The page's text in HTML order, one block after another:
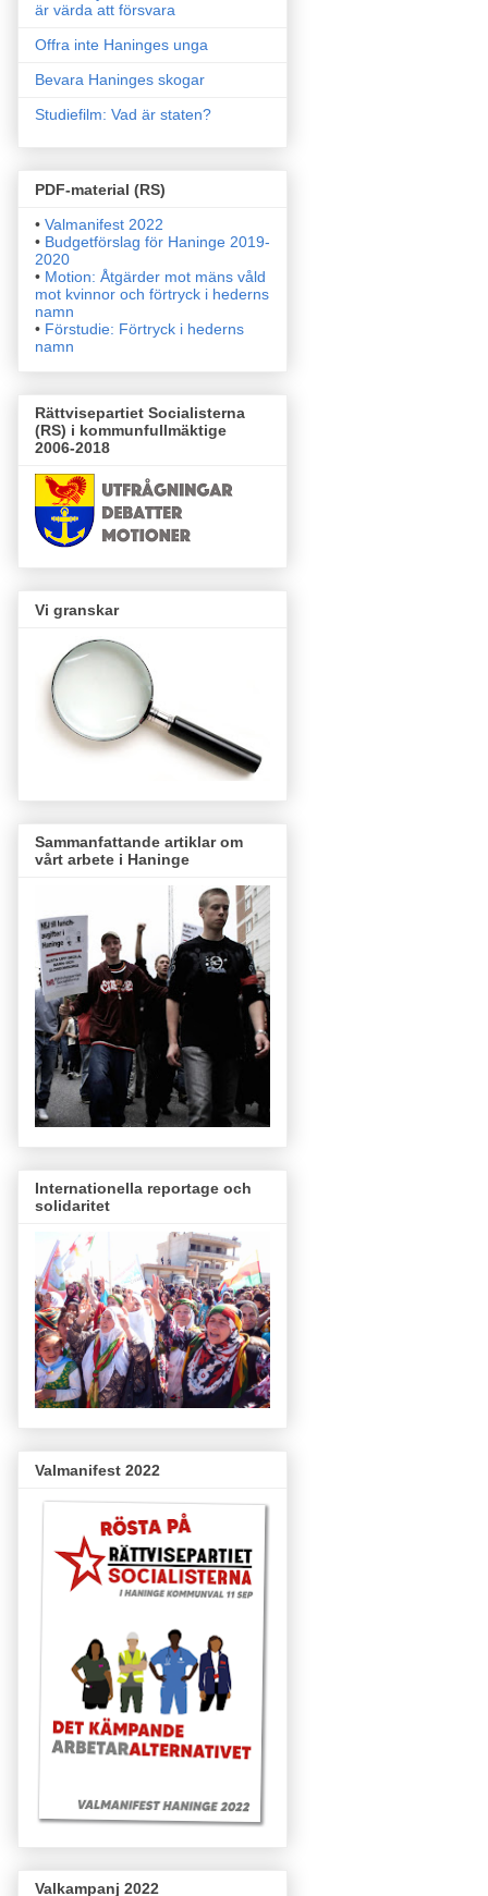
är värda att försvara
Offra inte Haninges unga
Bevara Haninges skogar
Studiefilm: Vad är staten?
PDF-material (RS)
• Valmanifest 2022
• Budgetförslag för Haninge 2019-
2020
• Motion: Åtgärder mot mäns våld
mot kvinnor och förtryck i hederns
namn
• Förstudie: Förtryck i hederns
namn
Rättvisepartiet Socialisterna
(RS) i kommunfullmäktige
2006-2018
Vi granskar
Sammanfattande artiklar om
vårt arbete i Haninge
Internationella reportage och
solidaritet
Valmanifest 2022
Valkampanj 2022